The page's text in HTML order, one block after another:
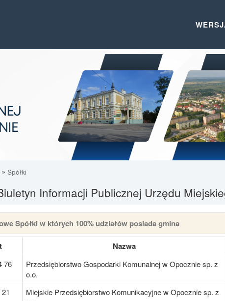
» Spółki
Informacji Publicznej Urzędu
Spółki w których 100% udziałów posiada gmina
Nazwa
76
Przedsiębiorstwo Gospodarki Komunalnej w Opocznie sp. z
o.o.
Miejskie Przedsiębiorstwo Komunikacyjne w Opocznie sp. z